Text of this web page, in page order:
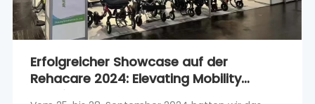
Erfolgreicher Showcase auf der
Rehacare 2024: Elevating Mobility
Solutions